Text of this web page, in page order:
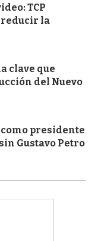
TCP
reducir la
clave que
del Nuevo
presidente
Gustavo Petro